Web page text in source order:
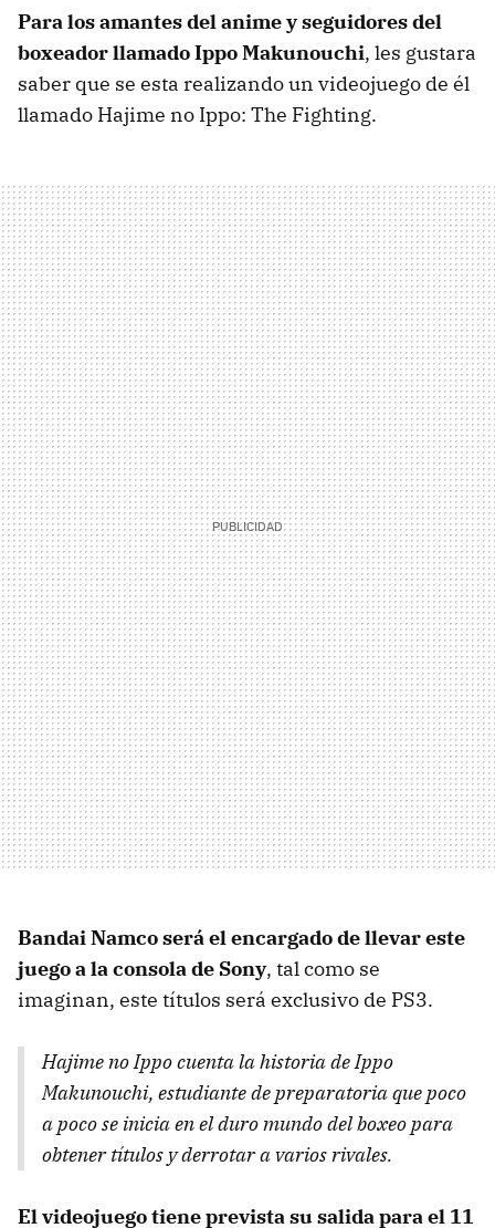
Para los amantes del anime y seguidores del
boxeador llamado Ippo Makunouchi, les gustara
saber que se esta realizando un videojuego de él
llamado Hajime no Ippo: The Fighting.
Bandai Namco será el encargado de llevar este
juego a la consola de Sony, tal como se
imaginan, este títulos será exclusivo de PS3.
Hajime no Ippo cuenta la historia de Ippo
Makunouchi, estudiante de preparatoria que poco
a poco se inicia en el duro mundo del boxeo para
obtener títulos y derrotar a varios rivales.
El videojuego tiene prevista su salida para el 11